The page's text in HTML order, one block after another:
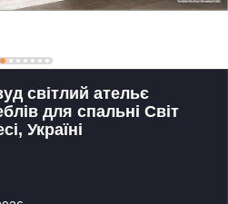
світлий ательє
для спальні Світ
Україні